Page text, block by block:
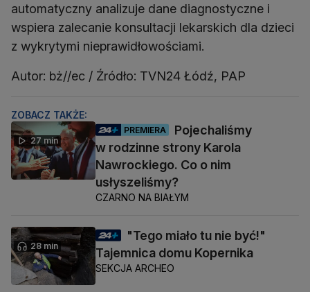
automatyczny analizuje dane diagnostyczne i
wspiera zalecanie konsultacji lekarskich dla dzieci
z wykrytymi nieprawidłowościami.
Autor: bż//ec / Źródło: TVN24 Łódź, PAP
ZOBACZ TAKŻE:
27 min
PREMIERA
Pojechaliśmy
w rodzinne strony Karola
Nawrockiego. Co o nim
usłyszeliśmy?
CZARNO NA BIAŁYM
28 min
"Tego miało tu nie być!"
Tajemnica domu Kopernika
SEKCJA ARCHEO